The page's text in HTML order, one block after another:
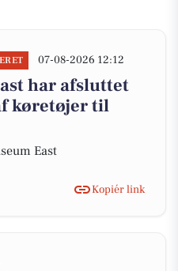
07-08-2026 12:12
har afsluttet
køretøjer til
East
Kopiér link